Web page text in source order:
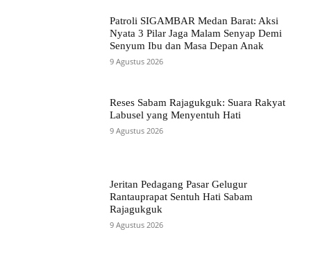
Patroli SIGAMBAR Medan Barat: Aksi
Nyata 3 Pilar Jaga Malam Senyap Demi
Senyum Ibu dan Masa Depan Anak
9 Agustus 2026
Reses Sabam Rajagukguk: Suara Rakyat
Labusel yang Menyentuh Hati
9 Agustus 2026
Jeritan Pedagang Pasar Gelugur
Rantauprapat Sentuh Hati Sabam
Rajagukguk
9 Agustus 2026